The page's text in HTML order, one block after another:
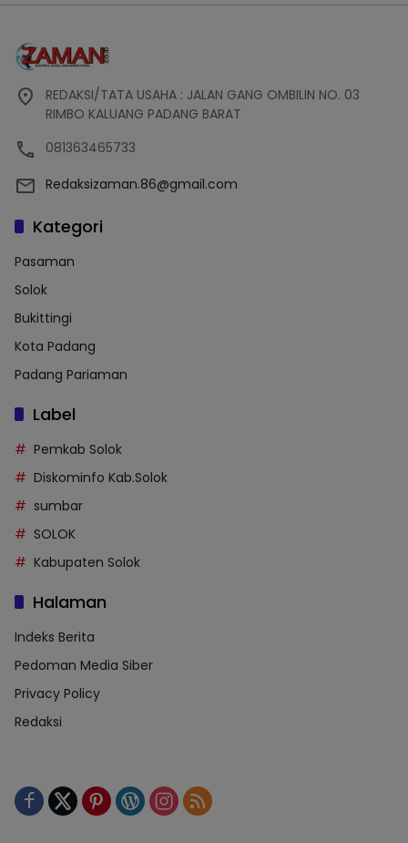
REDAKSI/TATA USAHA : JALAN GANG OMBILIN NO. 03
RIMBO KALUANG PADANG BARAT
081363465733
Redaksizaman.86@gmail.com
Kategori
Pasaman
Solok
Bukittingi
Kota Padang
Padang Pariaman
Label
Pemkab Solok
Diskominfo Kab.Solok
sumbar
SOLOK
Kabupaten Solok
Halaman
Indeks Berita
Pedoman Media Siber
Privacy Policy
Redaksi